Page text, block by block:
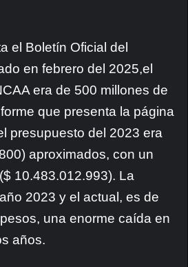
el Boletín Oficial del
en febrero del 2025,el
era de 500 millones de
que presenta la página
presupuesto del 2023 era
aproximados, con un
10.483.012.993). La
2023 y el actual, es de
una enorme caída en
años.